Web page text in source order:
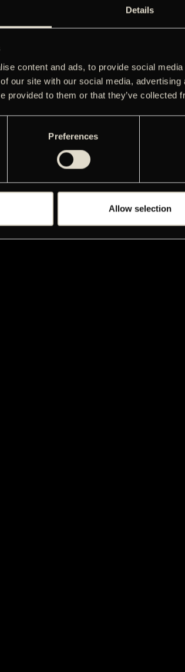
Details
content and ads, to provide social
our site with our social media,
provided to them or that they’ve collected
Preferences
Allow selection